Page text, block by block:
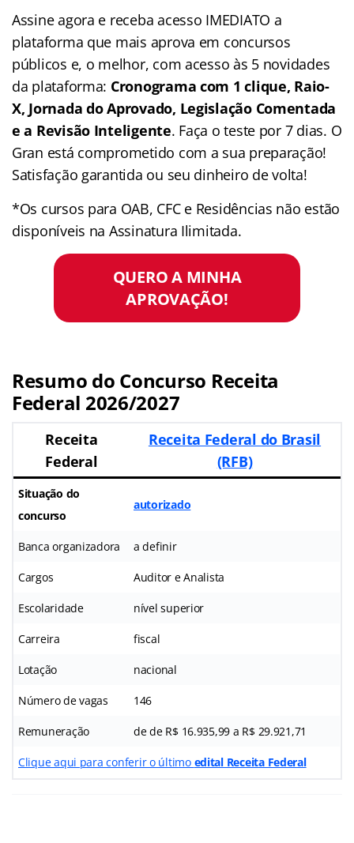
Assine agora e receba acesso IMEDIATO a
plataforma que mais aprova em concursos
públicos e, o melhor, com acesso às 5 novidades
da plataforma: Cronograma com 1 clique, Raio-
X, Jornada do Aprovado, Legislação Comentada
e a Revisão Inteligente. Faça o teste por 7 dias. O
Gran está comprometido com a sua preparação!
Satisfação garantida ou seu dinheiro de volta!
*Os cursos para OAB, CFC e Residências não estão
disponíveis na Assinatura Ilimitada.
QUERO A MINHA
APROVAÇÃO!
Resumo do Concurso Receita
Federal 2026/2027
Receita
Federal
Receita Federal do Brasil
(RFB)
Situação do
concurso
autorizado
Banca organizadora a definir
Cargos Auditor e Analista
Escolaridade nível superior
Carreira fiscal
Lotação nacional
Número de vagas 146
Remuneração de de R$ 16.935,99 a R$ 29.921,71
Clique aqui para conferir o último edital Receita Federal